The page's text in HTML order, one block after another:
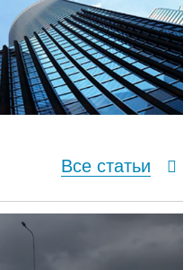
Все статьи